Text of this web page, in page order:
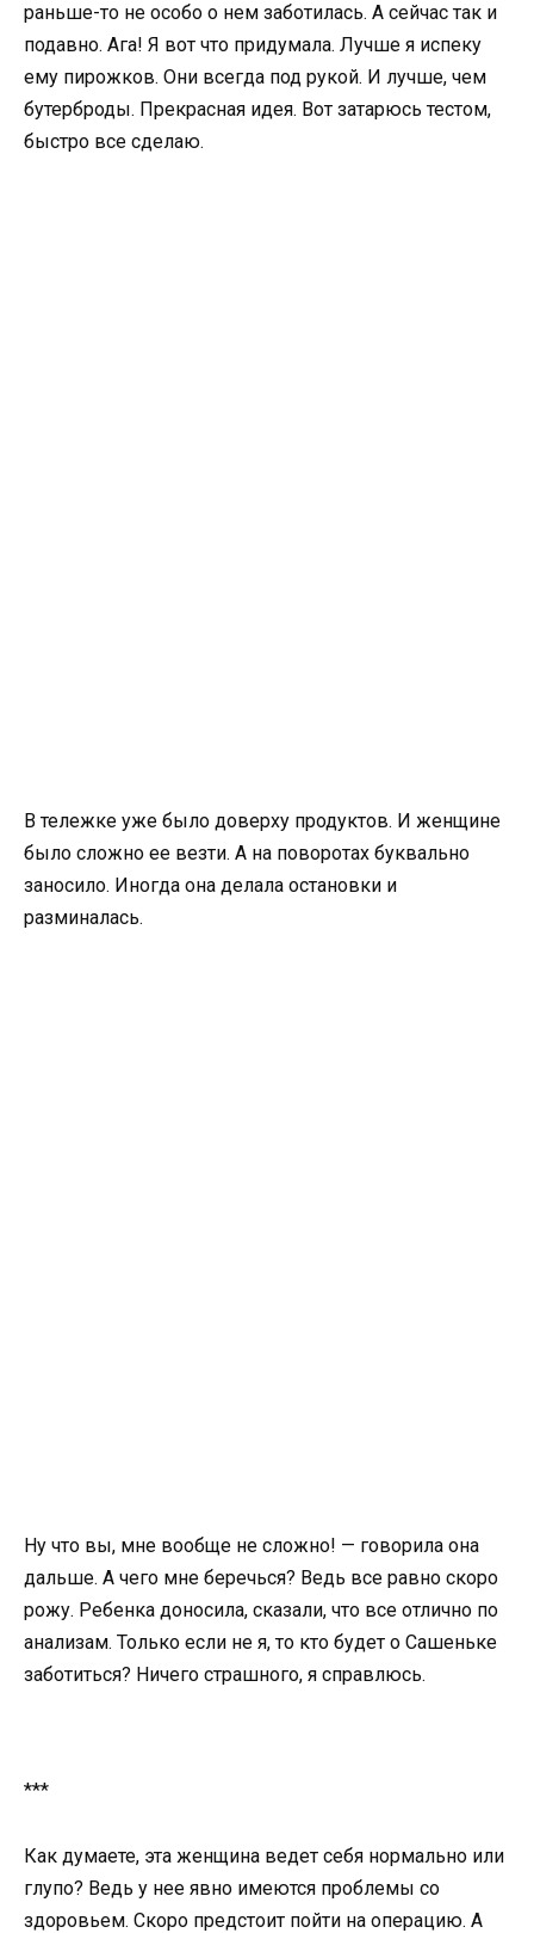
раньше-то не особо о нем заботилась. А сейчас так и
подавно. Ага! Я вот что придумала. Лучше я испеку
ему пирожков. Они всегда под рукой. И лучше, чем
бутерброды. Прекрасная идея. Вот затарюсь тестом,
быстро все сделаю.
В тележке уже было доверху продуктов. И женщине
было сложно ее везти. А на поворотах буквально
заносило. Иногда она делала остановки и
разминалась.
Ну что вы, мне вообще не сложно! — говорила она
дальше. А чего мне беречься? Ведь все равно скоро
рожу. Ребенка доносила, сказали, что все отлично по
анализам. Только если не я, то кто будет о Сашеньке
заботиться? Ничего страшного, я справлюсь.
***
Как думаете, эта женщина ведет себя нормально или
глупо? Ведь у нее явно имеются проблемы со
здоровьем. Скоро предстоит пойти на операцию. А